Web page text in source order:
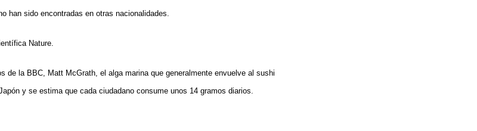
han sido encontradas en otras nacionalidades.
Nature.
de la BBC, Matt McGrath, el alga marina que generalmente envuelve al sushi
y se estima que cada ciudadano consume unos 14 gramos diarios.